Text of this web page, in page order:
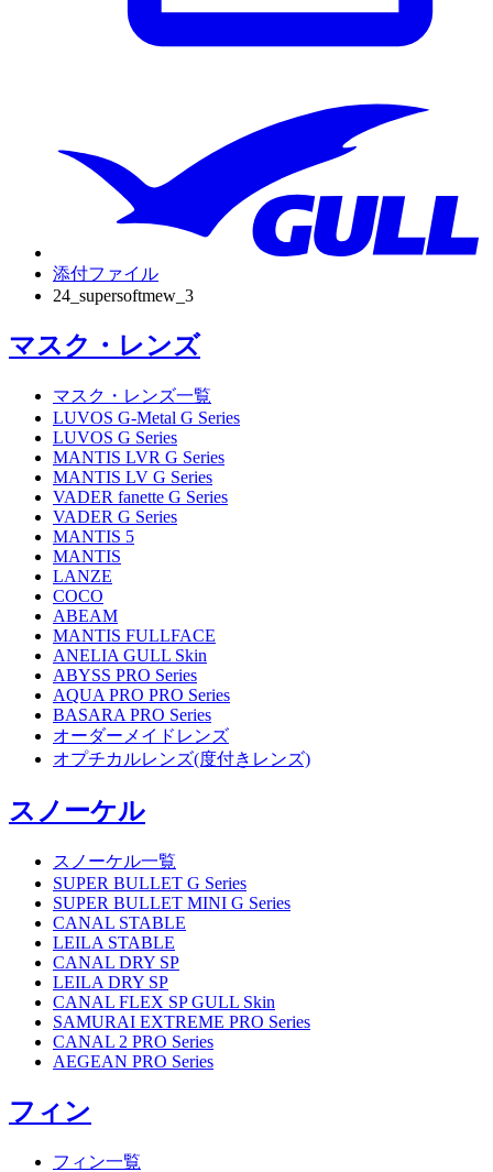
添付ファイル
24_supersoftmew_3
マスク・レンズ
マスク・レンズ一覧
LUVOS G-Metal G Series
LUVOS G Series
MANTIS LVR G Series
MANTIS LV G Series
VADER fanette G Series
VADER G Series
MANTIS 5
MANTIS
LANZE
COCO
ABEAM
MANTIS FULLFACE
ANELIA GULL Skin
ABYSS PRO Series
AQUA PRO PRO Series
BASARA PRO Series
オーダーメイドレンズ
オプチカルレンズ(度付きレンズ)
スノーケル
スノーケル一覧
SUPER BULLET G Series
SUPER BULLET MINI G Series
CANAL STABLE
LEILA STABLE
CANAL DRY SP
LEILA DRY SP
CANAL FLEX SP GULL Skin
SAMURAI EXTREME PRO Series
CANAL 2 PRO Series
AEGEAN PRO Series
フィン
フィン一覧